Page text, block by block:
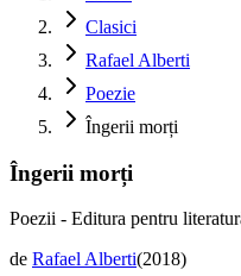
Clasici
Rafael Alberti
Poezie
Îngerii morți
Îngerii morți
Poezii - Editura pentru
de Rafael Alberti(2018)